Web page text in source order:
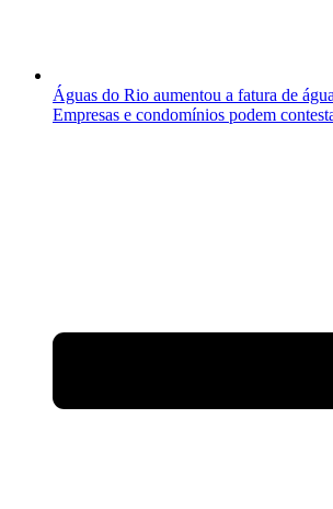
Águas do Rio aumentou a fatura de
Empresas e condomínios podem